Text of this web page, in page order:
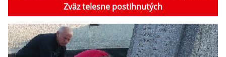
Zväz telesne postihnutých